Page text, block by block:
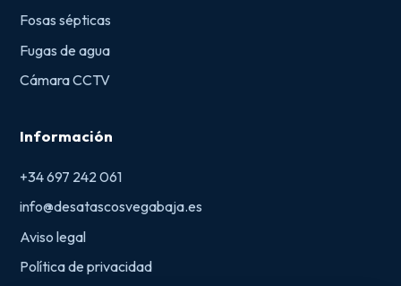
Fosas sépticas
Fugas de agua
Cámara CCTV
Información
+34 697 242 061
info@desatascosvegabaja.es
Aviso legal
Política de privacidad